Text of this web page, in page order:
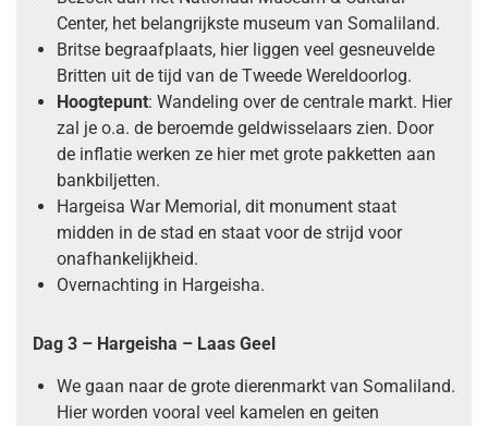
Center, het belangrijkste museum van Somaliland.
Britse begraafplaats, hier liggen veel gesneuvelde
Britten uit de tijd van de Tweede Wereldoorlog.
Hoogtepunt: Wandeling over de centrale markt. Hier
zal je o.a. de beroemde geldwisselaars zien. Door
de inflatie werken ze hier met grote pakketten aan
bankbiljetten.
Hargeisa War Memorial, dit monument staat
midden in de stad en staat voor de strijd voor
onafhankelijkheid.
Overnachting in Hargeisha.
Dag 3 – Hargeisha – Laas Geel
We gaan naar de grote dierenmarkt van Somaliland.
Hier worden vooral veel kamelen en geiten